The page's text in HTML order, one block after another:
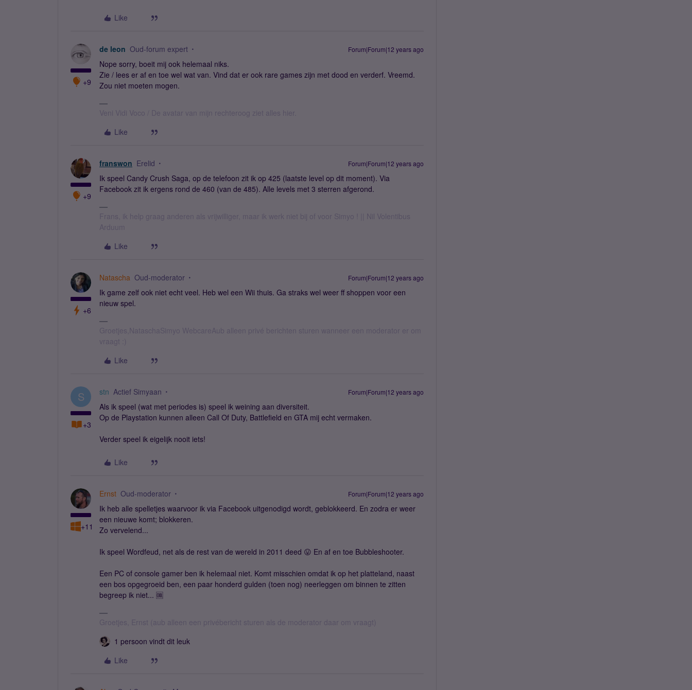
Like
+9
de leon Oud-forum expert Forum|Forum|12 years ago
Nope sorry, boeit mij ook helemaal niks.
Zie / lees er af en toe wel wat van. Vind dat er ook rare games zijn met dood en verderf. Vreemd.
Zou niet moeten mogen.
Veni Vidi Voco / De avatar van mijn rechteroog ziet alles hier.
Like
+9
franswon Erelid Forum|Forum|12 years ago
Ik speel Candy Crush Saga, op de telefoon zit ik op 425 (laatste level op dit moment). Via
Facebook zit ik ergens rond de 460 (van de 485). Alle levels met 3 sterren afgerond.
Frans, ik help graag anderen als vrijwilliger, maar ik werk niet bij of voor Simyo ! || Nil Volentibus
Arduum
Like
+6
Natascha Oud-moderator Forum|Forum|12 years ago
Ik game zelf ook niet echt veel. Heb wel een Wii thuis. Ga straks wel weer ff shoppen voor een
nieuw spel.
Groetjes,NataschaSimyo WebcareAub alleen privé berichten sturen wanneer een moderator er om
vraagt :)
Like
S
+3
stn Actief Simyaan Forum|Forum|12 years ago
Als ik speel (wat met periodes is) speel ik weining aan diversiteit.
Op de Playstation kunnen alleen Call Of Duty, Battlefield en GTA mij echt vermaken.
Verder speel ik eigelijk nooit iets!
Like
+11
Ernst Oud-moderator Forum|Forum|12 years ago
Ik heb alle spelletjes waarvoor ik via Facebook uitgenodigd wordt, geblokkeerd. En zodra er weer
een nieuwe komt; blokkeren.
Zo vervelend...
Ik speel Wordfeud, net als de rest van de wereld in 2011 deed 😛 En af en toe Bubbleshooter.
Een PC of console gamer ben ik helemaal niet. Komt misschien omdat ik op het platteland, naast
een bos opgegroeid ben, een paar honderd gulden (toen nog) neerleggen om binnen te zitten
begreep ik niet... 🆒
Groetjes, Ernst (aub alleen een privébericht sturen als de moderator daar om vraagt)
1 persoon vindt dit leuk
Like